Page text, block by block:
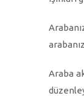
Araba